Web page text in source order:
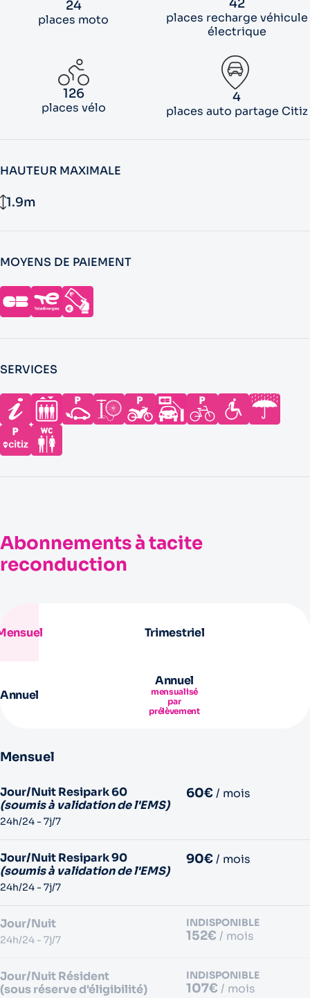
24
places moto
42
places recharge véhicule
électrique
126
places vélo
4
places auto partage Citiz
HAUTEUR MAXIMALE
1.9m
MOYENS DE PAIEMENT
SERVICES
Abonnements à tacite
reconduction
Trimestriel
Annuel
Annuel
mensualisé
par
prélèvement
Mensuel
Jour/Nuit Resipark 60
(soumis à validation de l'EMS)
24h/24 - 7j/7
60€/ mois
Jour/Nuit Resipark 90
(soumis à validation de l'EMS)
24h/24 - 7j/7
90€/ mois
Jour/Nuit
24h/24 - 7j/7
INDISPONIBLE
152€ / mois
Jour/Nuit Résident
(sous réserve d'éligibilité)
INDISPONIBLE
107€ / mois